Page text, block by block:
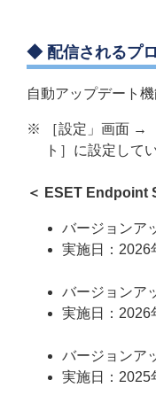
◆ 配信されるプ
自動アップデート
※ ［設定」画面 →
ト］に設定して
＜ ESET Endpoint
バージョンア
実施日：2026
バージョンア
実施日：2026
バージョンア
実施日：2025